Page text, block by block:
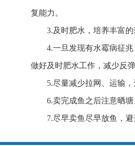
复能力。
3.及时肥水，培养丰富
4.一旦发现有水霉病征
做好及时肥水工作，减少反弹
5.尽量减少拉网、运输
6.卖完成鱼之后注意晒
7.尽早卖鱼尽早放鱼，